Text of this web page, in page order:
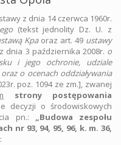
z dnia 14 czerwca 1960r.
(tekst jednolity Dz. U. z
Kpaoraz art. 49 ustawy
dnia 3 października 2008r. o
i jego ochronie, udziale
o ocenach oddziaływania
poz. 1094 ze zm.], zwanej
strony postępowania
decyzji o środowiskowych
pn.: „Budowa zespołu
nr 93, 94, 95, 96, k. m. 36,